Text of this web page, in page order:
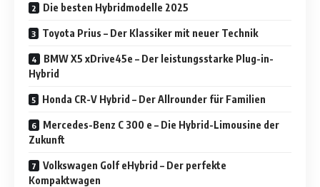
Die besten Hybridmodelle 2025
Toyota Prius – Der Klassiker mit neuer Technik
BMW X5 xDrive45e – Der leistungsstarke Plug-in-
Hybrid
Honda CR-V Hybrid – Der Allrounder für Familien
Mercedes-Benz C 300 e – Die Hybrid-Limousine der
Zukunft
Volkswagen Golf eHybrid – Der perfekte
Kompaktwagen